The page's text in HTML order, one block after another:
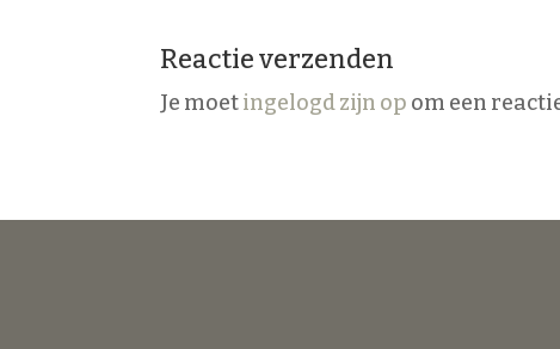
Reactie verzenden
Je moetingelogd zijn op om een